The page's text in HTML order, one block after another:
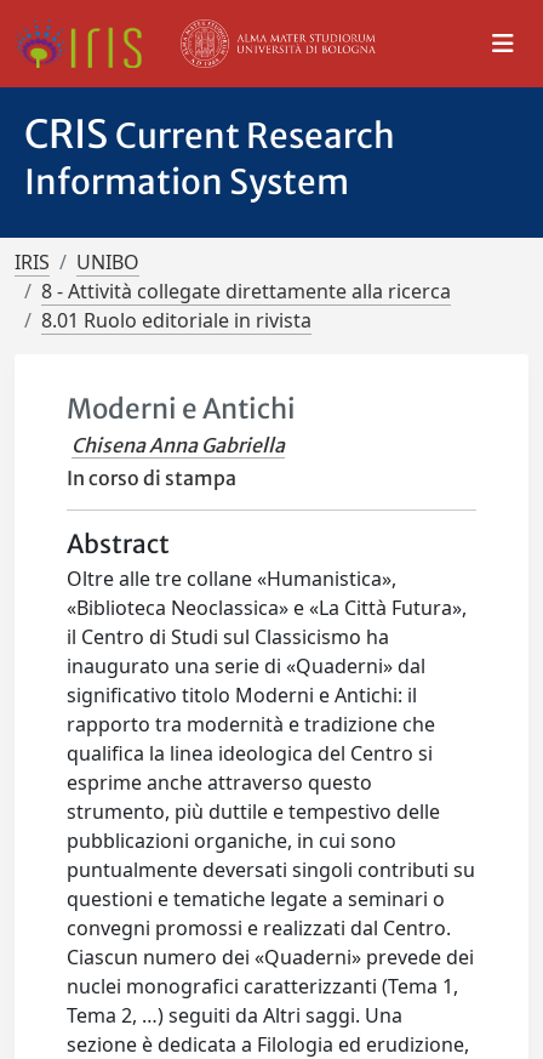
CRIS Current Research
Information System
IRIS
UNIBO
8 - Attività collegate direttamente alla ricerca
8.01 Ruolo editoriale in rivista
Moderni e Antichi
Chisena Anna Gabriella
In corso di stampa
Abstract
Oltre alle tre collane «Humanistica»,
«Biblioteca Neoclassica» e «La Città Futura»,
il Centro di Studi sul Classicismo ha
inaugurato una serie di «Quaderni» dal
significativo titolo Moderni e Antichi: il
rapporto tra modernità e tradizione che
qualifica la linea ideologica del Centro si
esprime anche attraverso questo
strumento, più duttile e tempestivo delle
pubblicazioni organiche, in cui sono
puntualmente deversati singoli contributi su
questioni e tematiche legate a seminari o
convegni promossi e realizzati dal Centro.
Ciascun numero dei «Quaderni» prevede dei
nuclei monografici caratterizzanti (Tema 1,
Tema 2, …) seguiti da Altri saggi. Una
sezione è dedicata a Filologia ed erudizione,